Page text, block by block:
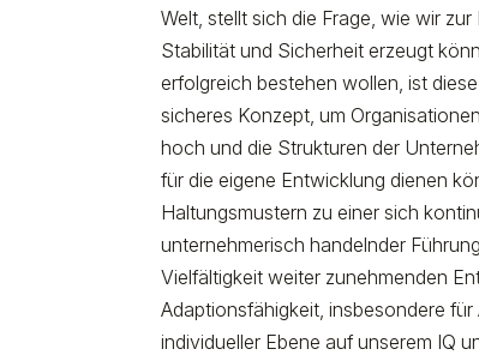
Welt, stellt sich die Frage, wie wir
Stabilität und Sicherheit erzeugt
erfolgreich bestehen wollen, ist
sicheres Konzept, um
hoch und die Strukturen der
für die eigene Entwicklung dienen
Haltungsmustern zu einer sich
unternehmerisch handelnder
Vielfältigkeit weiter zunehmenden
Adaptionsfähigkeit, insbesondere
individueller Ebene auf unserem IQ